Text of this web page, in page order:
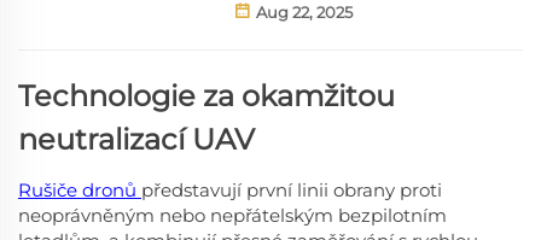
Aug 22, 2025
Technologie za okamžitou
neutralizací UAV
Rušiče dronů představují první linii obrany proti
neoprávněným nebo nepřátelským bezpilotním